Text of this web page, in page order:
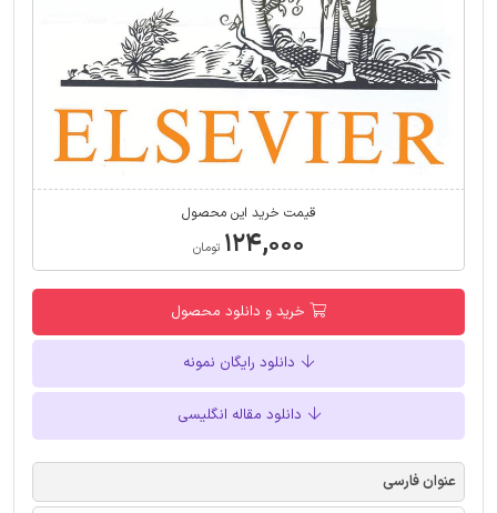
قیمت خرید این محصول
۱۲۴,۰۰۰ تومان
خرید و دانلود محصول
دانلود رایگان نمونه
دانلود مقاله انگلیسی
عنوان فارسی